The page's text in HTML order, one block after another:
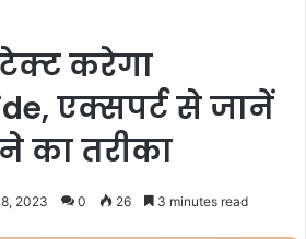
करेगा
एक्सपर्ट से जानें
का तरीका
2023 0 26 3 minutes read